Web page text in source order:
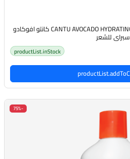
CANTU AVOCADO HYDRATING REFRESHER SPRAY - 355ML كانتو افوكادو
سبراي للشعر
productList.inStock
-75%